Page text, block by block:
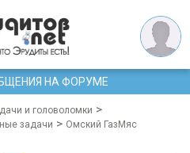
НА ФОРУМЕ
и головоломки >
задачи > Омский ГазМяс